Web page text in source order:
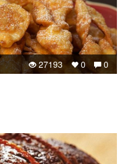
0
0
27193